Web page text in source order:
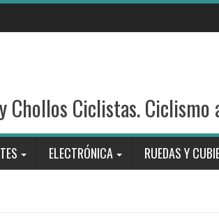
Chollos Ciclistas.
ELECTRÓNICA RUEDAS Y